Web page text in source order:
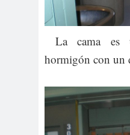
La cama es
hormigón con un